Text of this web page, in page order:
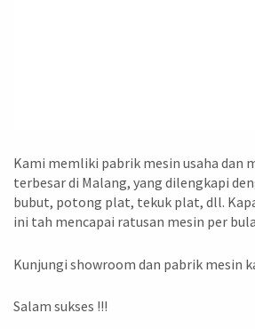
Kami memliki pabrik mesin usaha dan
terbesar di Malang, yang dilengkapi
bubut, potong plat, tekuk plat, dll.
ini tah mencapai ratusan mesin per
Kunjungi showroom dan pabrik mesin
Salam sukses !!!